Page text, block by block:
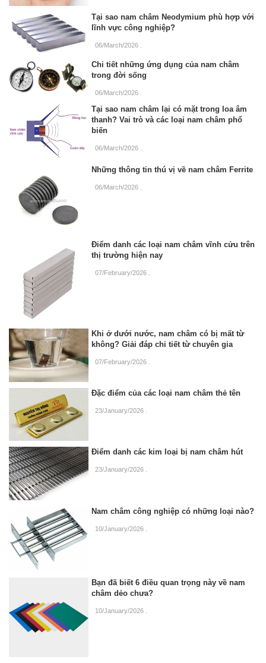
Tại sao nam châm Neodymium phù hợp với
lĩnh vực công nghiệp?
06/March/2026
Chi tiết những ứng dụng của nam châm
trong đời sống
06/March/2026
Tại sao nam châm lại có mặt trong loa âm
thanh? Vai trò và các loại nam châm phổ
biến
06/March/2026
Những thông tin thú vị về nam châm Ferrite
06/March/2026
Điểm danh các loại nam châm vĩnh cửu trên
thị trường hiện nay
07/February/2026
Khi ở dưới nước, nam châm có bị mất từ
không? Giải đáp chi tiết từ chuyên gia
07/February/2026
Đặc điểm của các loại nam châm thẻ tên
23/January/2026
Điểm danh các kim loại bị nam châm hút
23/January/2026
Nam châm công nghiệp có những loại nào?
10/January/2026
Bạn đã biết 6 điều quan trọng này về nam
châm dẻo chưa?
10/January/2026